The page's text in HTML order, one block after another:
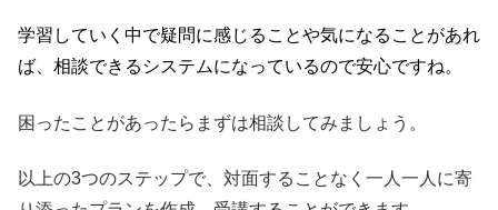
学習していく中で疑問に感じることや気になること があれ
ば、相談できるシステムになっているので安心ですね。
困ったことがあったらまずは相談してみましょう。
以上の3つのステップで、対面することなく一人一人に寄